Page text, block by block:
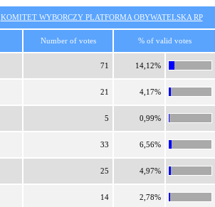
KOMITET WYBORCZY PLATFORMA OBYWATELSKA RP
Number of votes % of valid votes
71 14,12%
21 4,17%
5 0,99%
33 6,56%
25 4,97%
14 2,78%